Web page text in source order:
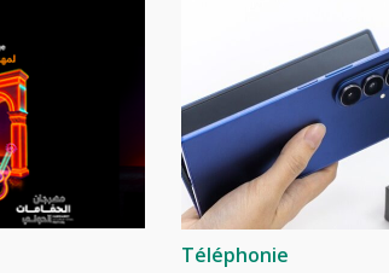
Téléphonie